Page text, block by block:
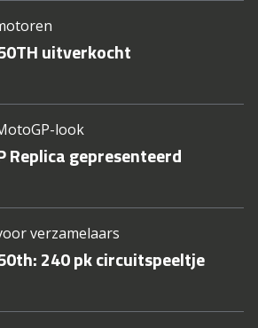
uitverkocht
look
Replica gepresenteerd
verzamelaars
240 pk circuitspeeltje